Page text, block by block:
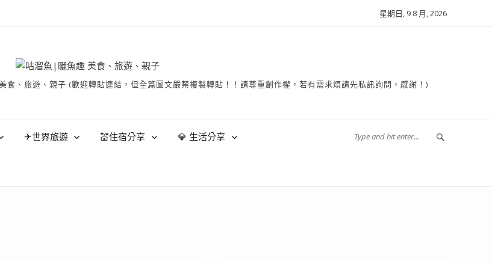
星期日, 9 8 月, 2026
旅遊、親子 (歡迎轉貼連結，但全篇圖文嚴禁複製轉貼！！請尊重創作權，若有需求煩請先私訊詢問，感謝！)
✈世界旅遊 💒住宿分享 💎 生活分享